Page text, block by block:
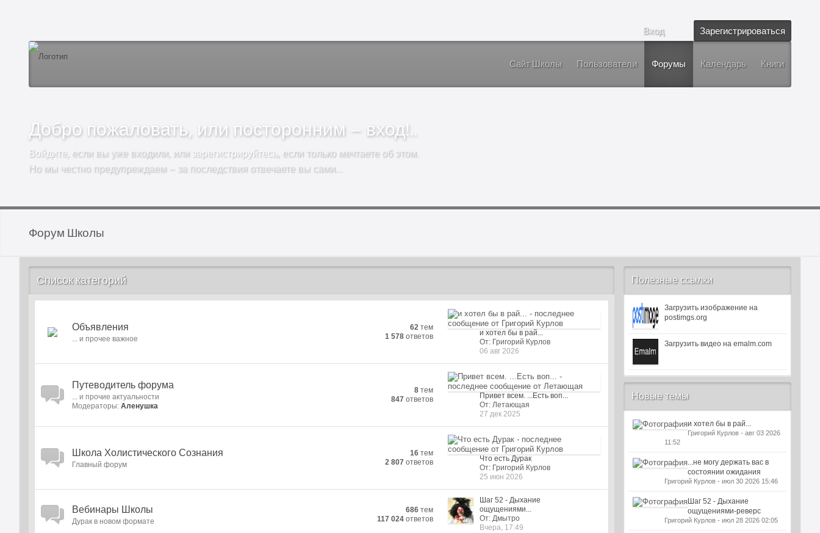
Вход Зарегистрироваться
Сайт Школы Пользователи Форумы Календарь Книги
Добро пожаловать, или посторонним – вход!..
Войдите, если вы уже входили, или зарегистрируйтесь, если только мечтаете об этом.
Но мы честно предупреждаем – за последствия отвечаете вы сами…
Форум Школы
Список категорий
Объявления
... и прочее важное
62 тем
1 578 ответов
и хотел бы в рай...
От: Григорий Курлов
06 авг 2026
Путеводитель форума
... и прочие актуальности
Модераторы:Аленушка
8 тем
847 ответов
Привет всем. ...Есть воп...
От: Летающая
27 дек 2025
Школа Холистического Сознания
Главный форум
16 тем
2 807 ответов
Что есть Дурак
От: Григорий Курлов
25 июн 2026
Вебинары Школы
Дурак в новом формате
686 тем
117 024 ответов
Шаг 52 - Дыхание
ощущениями...
От: Дмытро
Вчера, 17:49
Полезные ссылки
Загрузить изображение на
postimgs.org
Загрузить видео на emalm.com
Новые темы
и хотел бы в рай...
Григорий Курлов - авг 03 2026
11:52
...не могу держать вас в
состоянии ожидания
Григорий Курлов - июл 30 2026 15:46
Шаг 52 - Дыхание
ощущениями-реверс
Григорий Курлов - июл 28 2026 02:05